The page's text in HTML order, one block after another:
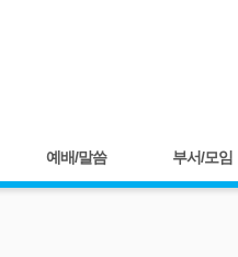
예배/말씀 부서/모임